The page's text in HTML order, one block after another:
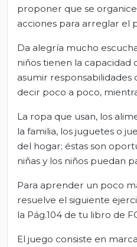
proponer que se
acciones para arreglar el
Da alegría mucho
niños tienen la capacidad
asumir responsabilidades
decir poco a poco,
La ropa que usan, los
la familia, los juguetes o
del hogar; éstas son
niñas y los niños puedan
Para aprender un poco
resuelve el siguiente
la Pág.104 de tu libro de
El juego consiste en